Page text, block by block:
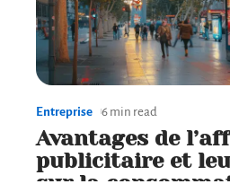
Entreprise 6 min read
Avantages de
publicitaire et